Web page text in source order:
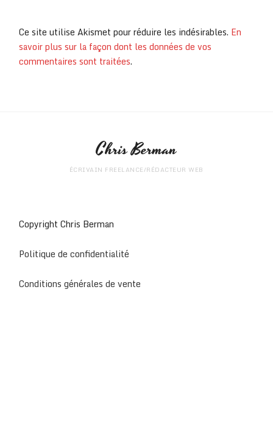
Ce site utilise Akismet pour réduire les indésirables. En
savoir plus sur la façon dont les données de vos
commentaires sont traitées.
Chris Berman
ÉCRIVAIN FREELANCE/RÉDACTEUR WEB
Copyright Chris Berman
Politique de confidentialité
Conditions générales de vente